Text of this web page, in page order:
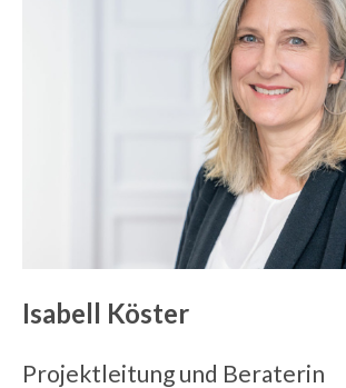
Isabell Köster
Projektleitung und Beraterin